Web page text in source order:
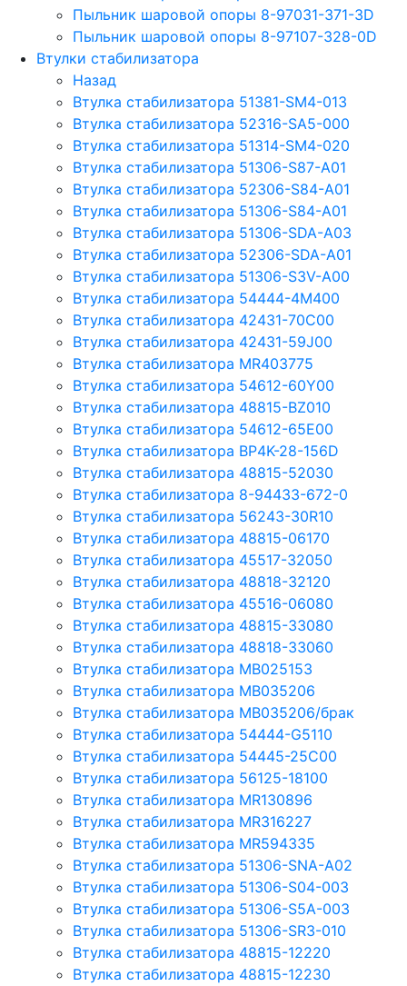
Пыльник шаровой опоры 8-97031-371-3D
Пыльник шаровой опоры 8-97107-328-0D
Втулки стабилизатора
Назад
Втулка стабилизатора 51381-SM4-013
Втулка стабилизатора 52316-SA5-000
Втулка стабилизатора 51314-SM4-020
Втулка стабилизатора 51306-S87-A01
Втулка стабилизатора 52306-S84-A01
Втулка стабилизатора 51306-S84-A01
Втулка стабилизатора 51306-SDA-A03
Втулка стабилизатора 52306-SDA-A01
Втулка стабилизатора 51306-S3V-A00
Втулка стабилизатора 54444-4M400
Втулка стабилизатора 42431-70С00
Втулка стабилизатора 42431-59J00
Втулка стабилизатора MR403775
Втулка стабилизатора 54612-60Y00
Втулка стабилизатора 48815-BZ010
Втулка стабилизатора 54612-65Е00
Втулка стабилизатора BP4K-28-156D
Втулка стабилизатора 48815-52030
Втулка стабилизатора 8-94433-672-0
Втулка стабилизатора 56243-30R10
Втулка стабилизатора 48815-06170
Втулка стабилизатора 45517-32050
Втулка стабилизатора 48818-32120
Втулка стабилизатора 45516-06080
Втулка стабилизатора 48815-33080
Втулка стабилизатора 48818-33060
Втулка стабилизатора MB025153
Втулка стабилизатора MB035206
Втулка стабилизатора MB035206/брак
Втулка стабилизатора 54444-G5110
Втулка стабилизатора 54445-25C00
Втулка стабилизатора 56125-18100
Втулка стабилизатора MR130896
Втулка стабилизатора MR316227
Втулка стабилизатора MR594335
Втулка стабилизатора 51306-SNA-A02
Втулка стабилизатора 51306-S04-003
Втулка стабилизатора 51306-S5A-003
Втулка стабилизатора 51306-SR3-010
Втулка стабилизатора 48815-12220
Втулка стабилизатора 48815-12230